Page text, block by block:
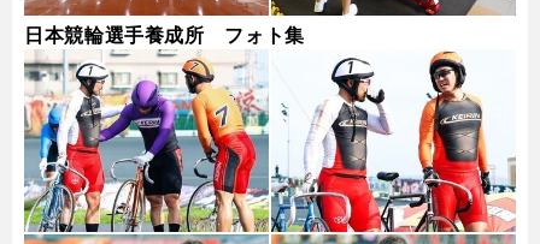
日本競輪選手養成所 フォト集